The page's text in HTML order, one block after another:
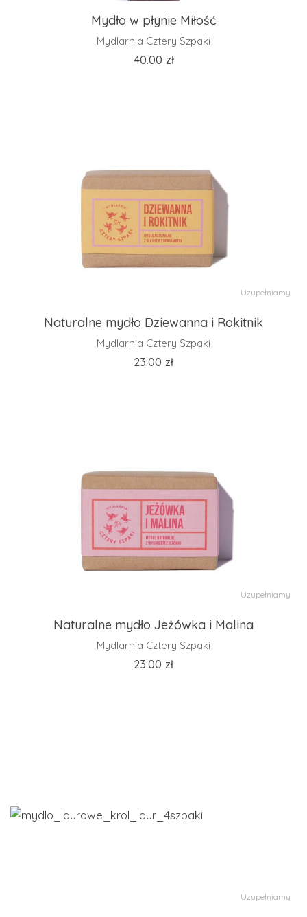
Mydło w płynie Miłość
Mydlarnia Cztery Szpaki
40.00 zł
Uzupełniamy
Naturalne mydło Dziewanna i Rokitnik
Mydlarnia Cztery Szpaki
23.00 zł
Uzupełniamy
Naturalne mydło Jeżówka i Malina
Mydlarnia Cztery Szpaki
23.00 zł
Uzupełniamy